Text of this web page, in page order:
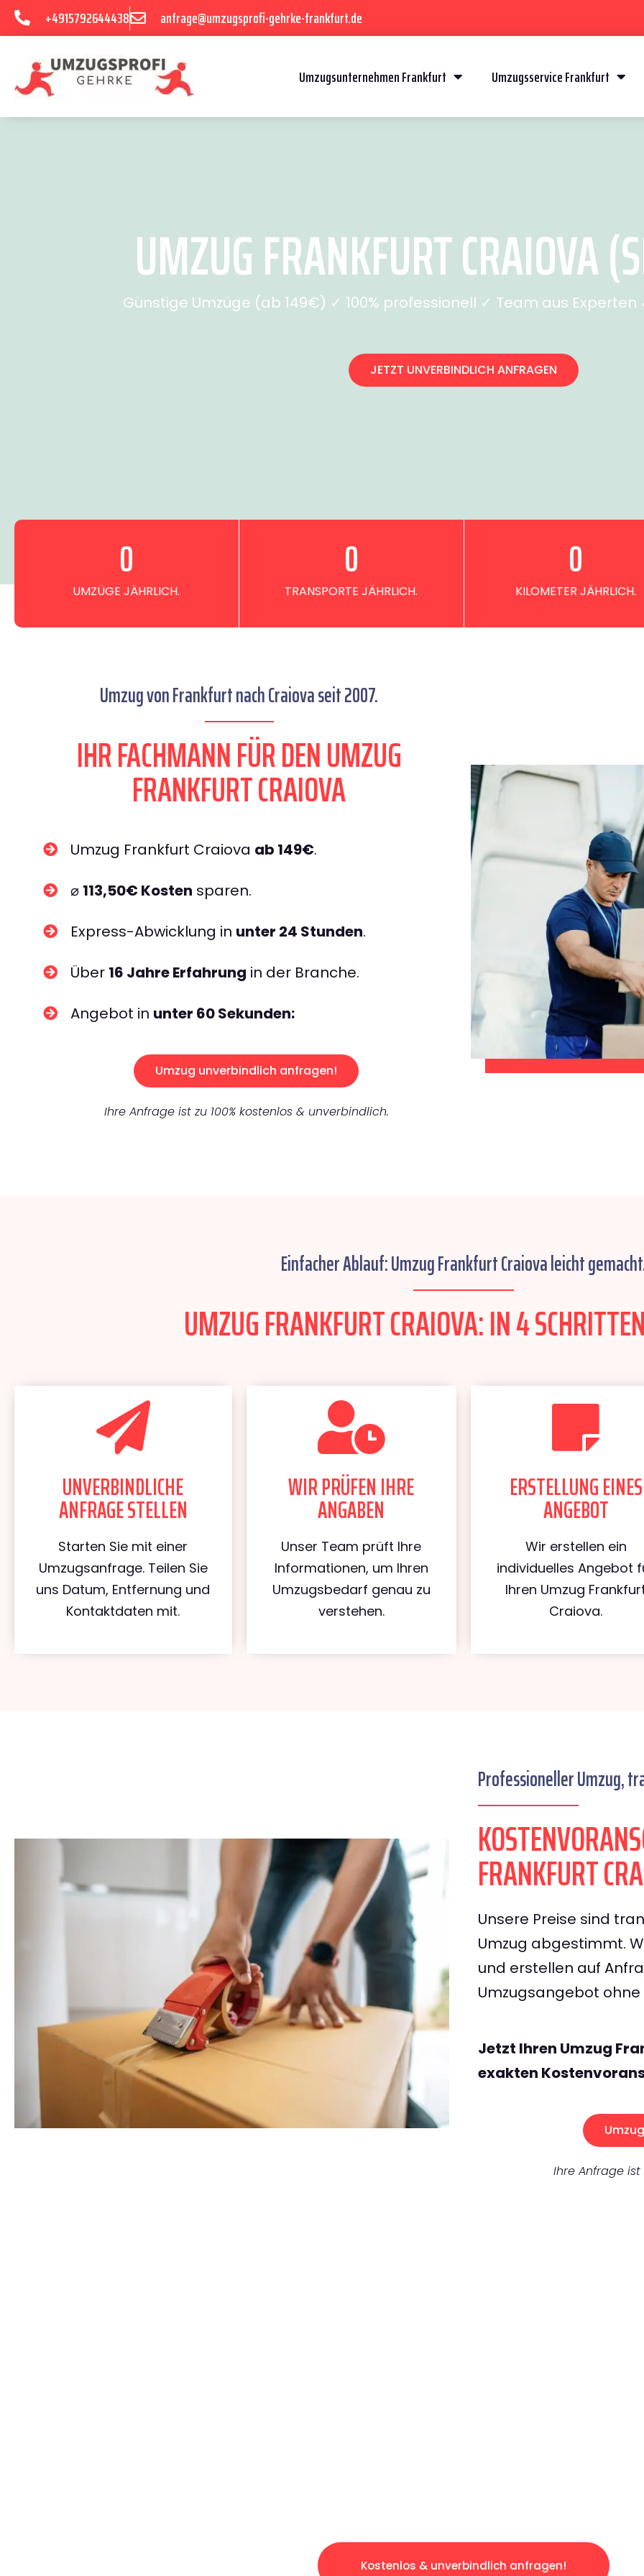
+4915792644438 anfrage@umzugsprofi-gehrke-frankfurt.de
Umzugsunternehmen Frankfurt Umzugsservice Frankfurt
UMZUG FRANKFURT CRAIOVA
Günstige Umzüge (ab 149€) ✓ 100% professionell ✓ Team aus
JETZT UNVERBINDLICH ANFRAGEN
UMZÜGE JÄHRLICH.
0
TRANSPORTE JÄHRLICH.
0
KILOMETER JÄHRLICH.
0
Umzug von Frankfurt nach Craiova seit 2007.
IHR FACHMANN FÜR DEN UMZUG
FRANKFURT CRAIOVA
Umzug Frankfurt Craiova ab 149€.
⌀ 113,50€ Kosten sparen.
Express-Abwicklung in unter 24 Stunden.
Über 16 Jahre Erfahrung in der Branche.
Angebot in unter 60 Sekunden:
Umzug unverbindlich anfragen!
Ihre Anfrage ist zu 100% kostenlos & unverbindlich.
Einfacher Ablauf: Umzug Frankfurt Craiova leicht
UMZUG FRANKFURT CRAIOVA: IN 4
UNVERBINDLICHE
ANFRAGE STELLEN
Starten Sie mit einer
Umzugsanfrage. Teilen Sie
uns Datum, Entfernung und
Kontaktdaten mit.
WIR PRÜFEN IHRE
ANGABEN
Unser Team prüft Ihre
Informationen, um Ihren
Umzugsbedarf genau zu
verstehen.
ERSTELLUNG EINES
ANGEBOT
Wir erstellen ein
individuelles Angebot
Ihren Umzug
Craiova.
Professioneller Umzug,
FRANKFURT
Unsere Preise sind
Umzug abgestimmt.
und erstellen auf
Umzugsangebot
Jetzt Ihren Umzug
exakten
Ihre Anfrage ist
Kostenlos & unverbindlich anfragen!